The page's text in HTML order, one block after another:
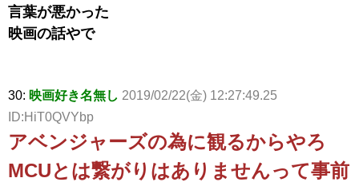
言葉が悪かった
映画の話やで
30: 映画好き名無し 2019/02/22(金) 12:27:49.25
ID:HiT0QVYbp
アベンジャーズの為に観るからやろ
MCUとは繋がりはありませんって事前